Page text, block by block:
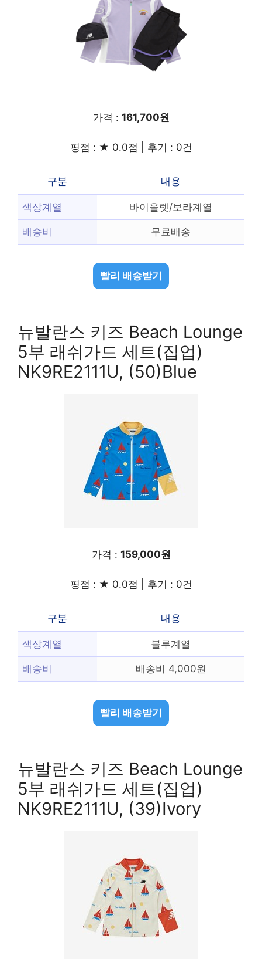
가격 : 161,700원
평점 : ★ 0.0점 | 후기 : 0건
구분 내용
색상계열 바이올렛/보라계열
배송비 무료배송
빨리 배송받기
뉴발란스 키즈 Beach Lounge
5부 래쉬가드 세트(집업)
NK9RE2111U, (50)Blue
가격 : 159,000원
평점 : ★ 0.0점 | 후기 : 0건
구분 내용
색상계열 블루계열
배송비 배송비 4,000원
빨리 배송받기
뉴발란스 키즈 Beach Lounge
5부 래쉬가드 세트(집업)
NK9RE2111U, (39)Ivory